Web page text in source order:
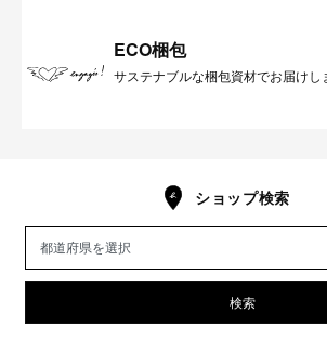
ECO梱包
サステナブルな梱包資材でお届けし
ショップ検索
検索